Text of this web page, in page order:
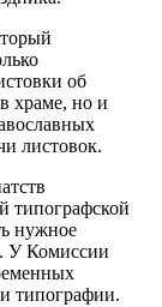
об
храме, но и
листовок.
типографской
нужное
У Комиссии
типографии.